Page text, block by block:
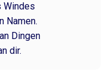
Windes
Namen.
Dingen
dir.